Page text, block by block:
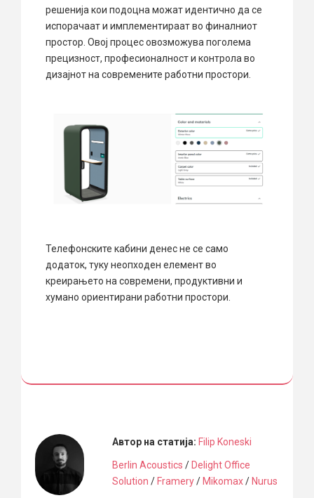
решенија кои подоцна можат идентично да се
испорачаат и имплементираат во финалниот
простор. Овој процес овозможува поголема
прецизност, професионалност и контрола во
дизајнот на современите работни простори.
Телефонските кабини денес не се само
додаток, туку неопходен елемент во
креирањето на современи, продуктивни и
хумано ориентирани работни простори.
Автор на статија: Filip Koneski
Berlin Acoustics / Delight Office
Solution / Framery/ Mikomax/ Nurus